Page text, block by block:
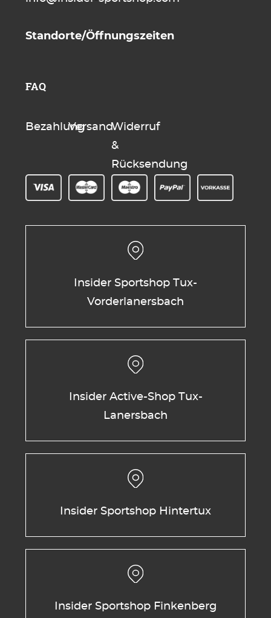
Standorte/Öffnungszeiten
FAQ
BezahlungVersandWiderruf
&
Rücksendung
Insider Sportshop Tux-
Vorderlanersbach
Insider Active-Shop Tux-
Lanersbach
Insider Sportshop Hintertux
Insider Sportshop Finkenberg